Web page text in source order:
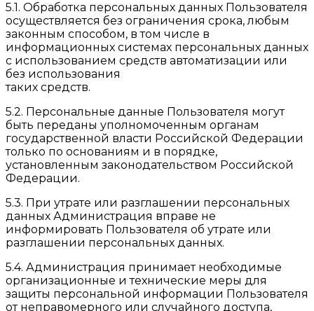
5.1. Обработка персональных данных Пользователя
осуществляется без ограничения срока, любым
законным способом, в том числе в
информационных системах персональных данных
с использованием средств автоматизации или
без использования
таких средств.
5.2. Персональные данные Пользователя могут
быть переданы уполномоченным органам
государственной власти Российской Федерации
только по основаниям и в порядке,
установленным законодательством Российской
Федерации.
5.3. При утрате или разглашении персональных
данных Администрация вправе не
информировать Пользователя об утрате или
разглашении персональных данных.
5.4. Администрация принимает необходимые
организационные и технические меры для
защиты персональной информации Пользователя
от неправомерного или случайного доступа,